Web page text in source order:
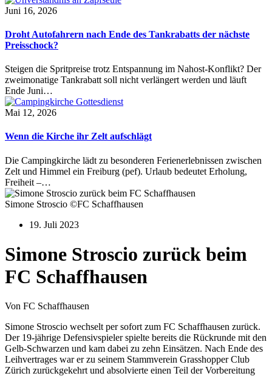
Juni 16, 2026
Droht Autofahrern nach Ende des Tankrabatts der nächste
Preisschock?
Steigen die Spritpreise trotz Entspannung im Nahost-Konflikt? Der
zweimonatige Tankrabatt soll nicht verlängert werden und läuft
Ende Juni…
Mai 12, 2026
Wenn die Kirche ihr Zelt aufschlägt
Die Campingkirche lädt zu besonderen Ferienerlebnissen zwischen
Zelt und Himmel ein Freiburg (pef). Urlaub bedeutet Erholung,
Freiheit –…
Simone Stroscio ©FC Schaffhausen
19. Juli 2023
Simone Stroscio zurück beim
FC Schaffhausen
Von FC Schaffhausen
Simone Stroscio wechselt per sofort zum FC Schaffhausen zurück.
Der 19-jährige Defensivspieler spielte bereits die Rückrunde mit den
Gelb-Schwarzen und kam dabei zu zehn Einsätzen. Nach Ende des
Leihvertrages war er zu seinem Stammverein Grasshopper Club
Zürich zurückgekehrt und absolvierte einen Teil der Vorbereitung